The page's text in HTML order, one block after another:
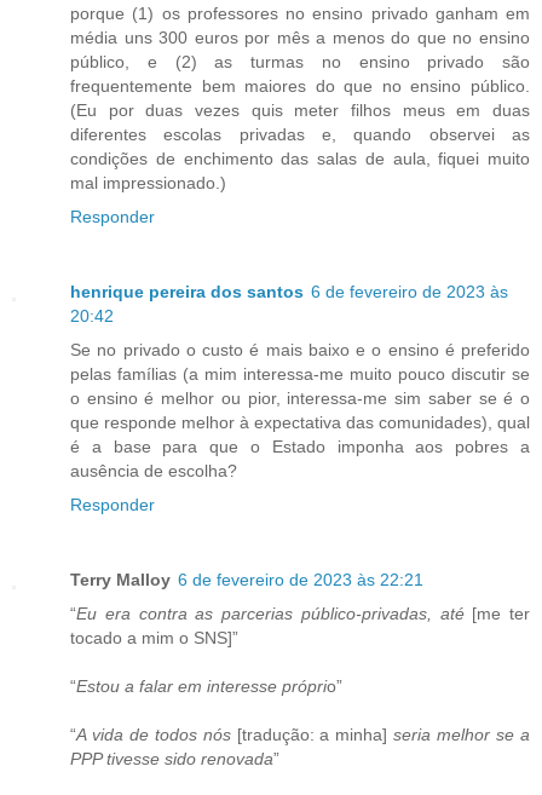
porque (1) os professores no ensino privado ganham em
média uns 300 euros por mês a menos do que no ensino
público, e (2) as turmas no ensino privado são
frequentemente bem maiores do que no ensino público.
(Eu por duas vezes quis meter filhos meus em duas
diferentes escolas privadas e, quando observei as
condições de enchimento das salas de aula, fiquei muito
mal impressionado.)
Responder
henrique pereira dos santos 6 de fevereiro de 2023 às
20:42
Se no privado o custo é mais baixo e o ensino é preferido
pelas famílias (a mim interessa-me muito pouco discutir se
o ensino é melhor ou pior, interessa-me sim saber se é o
que responde melhor à expectativa das comunidades), qual
é a base para que o Estado imponha aos pobres a
ausência de escolha?
Responder
Terry Malloy 6 de fevereiro de 2023 às 22:21
“Eu era contra as parcerias público-privadas, até[me ter
tocado a mim o SNS]”
“Estou a falar em interesse próprio”
“A vida de todos nós [tradução: a minha]seria melhor se a
PPP tivesse sido renovada”